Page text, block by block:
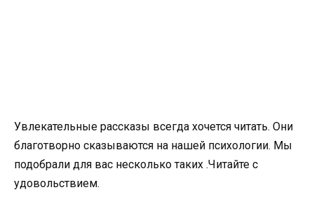
Увлекательные рассказы всегда хочется читать. Они
благотворно сказываются на нашей психологии. Мы
подобрали для вас несколько таких .Читайте с
удовольствием.